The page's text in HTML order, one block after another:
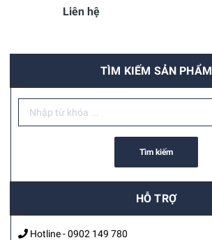
Liên hệ
TÌM KIẾM SẢN PHẨM
Tìm kiếm
HỖ TRỢ
Hotline -0902 149 780